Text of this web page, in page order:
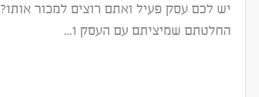
יש לכם עסק פעיל ואתם רוצים למכור אותו?
החלטתם שמיציתם עם העסק ו...